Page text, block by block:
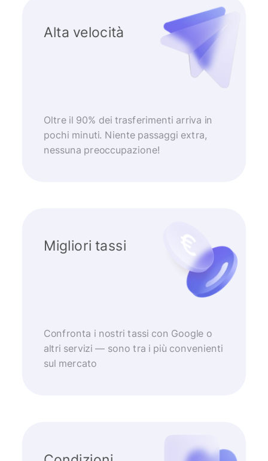
Alta velocità
Oltre il 90% dei trasferimenti arriva in
pochi minuti. Niente passaggi extra,
nessuna preoccupazione!
Migliori tassi
Confronta i nostri tassi con Google o
altri servizi — sono tra i più convenienti
sul mercato